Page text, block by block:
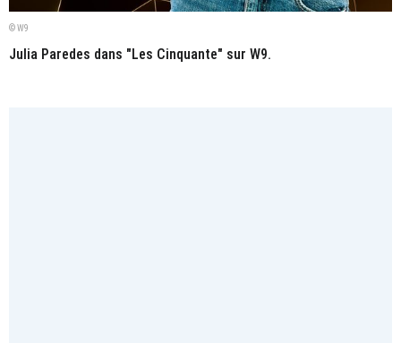
© W9
Julia Paredes dans "Les Cinquante" sur W9.